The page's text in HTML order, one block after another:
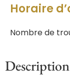
Horaire
Nombre de
Description